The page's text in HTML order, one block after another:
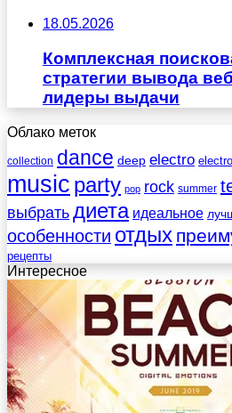
18.05.2026
Комплексная
стратегии вывода
лидеры выдачи
Облако меток
collection dance deep electro
music party pop rock summer
выбратьдиета идеальное
особенности отдых
рецепты
Интересное